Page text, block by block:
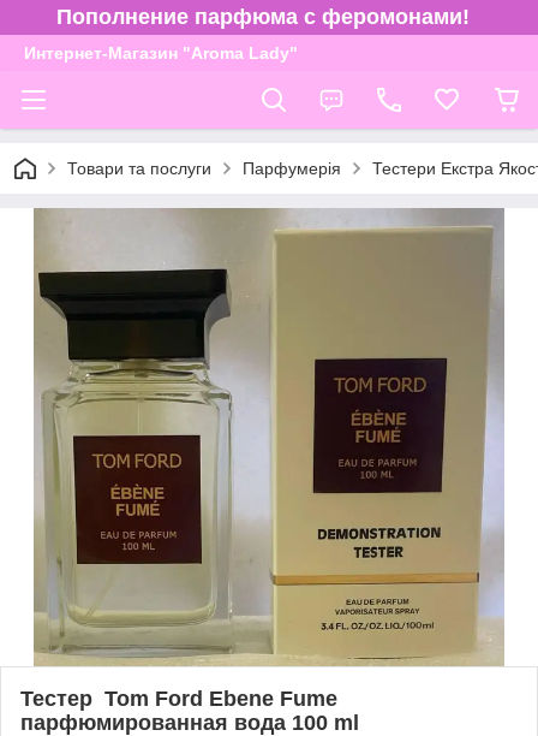
Пополнение парфюма с феромонами!
Интернет-Магазин "Aroma Lady"
Товари та послуги Парфумерія Тестери Екстра
Тестер Tom Ford Ebene Fume
парфюмированная вода 100 ml